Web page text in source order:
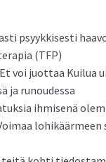
psyykkises­ti
(TFP)
voi juot­taa
ja runoudessa
ihmisenä